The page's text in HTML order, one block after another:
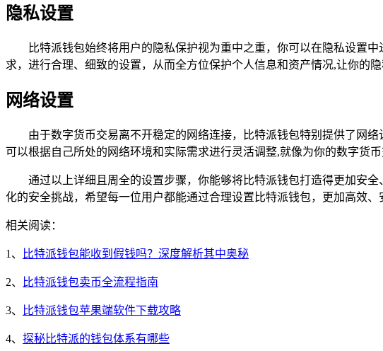
隐私设置
比特派钱包始终将用户的隐私保护视为重中之重，你可以在隐私设置
求，进行合理、细致的设置，从而全方位保护个人信息和资产情况,让你的隐
网络设置
由于数字货币交易离不开稳定的网络连接，比特派钱包特别提供了网
可以根据自己所处的网络环境和实际需求进行灵活调整,就像为你的数字货
通过以上详细且周全的设置步骤，你能够将比特派钱包打造得更加安
化的安全挑战，希望每一位用户都能通过合理设置比特派钱包，更加高效
相关阅读：
1、 比特派钱包能收到假钱吗？深度解析其中奥秘
2、 比特派钱包卖币全流程指南
3、 比特派钱包苹果端软件下载攻略
4、 探秘比特派的钱包体系有哪些